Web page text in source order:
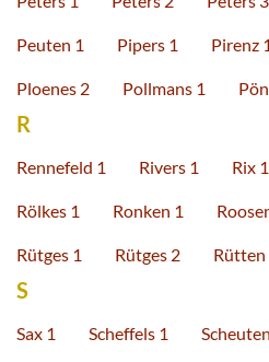
Peuten 1 Pipers 1 Pirenz 1
Ploenes 2 Pollmans 1
R
Rennefeld 1 Rivers 1 Rix 1
Rölkes 1 Ronken 1
Rütges 1 Rütges 2 Rütten
S
Sax 1 Scheffels 1